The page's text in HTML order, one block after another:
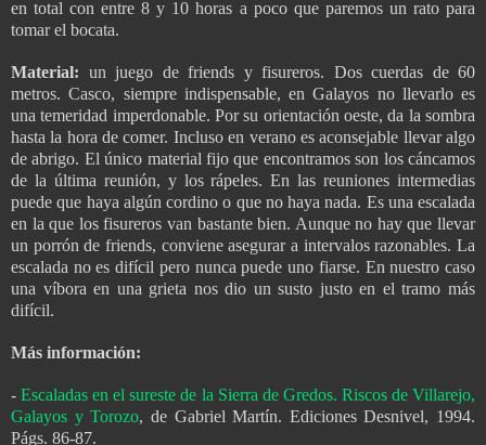
en total con entre 8 y 10 horas a poco que paremos un rato para
tomar el bocata.
Material: un juego de friends y fisureros. Dos cuerdas de 60
metros. Casco, siempre indispensable, en Galayos no llevarlo es
una temeridad imperdonable. Por su orientación oeste, da la sombra
hasta la hora de comer. Incluso en verano es aconsejable llevar algo
de abrigo. El único material fijo que encontramos son los cáncamos
de la última reunión, y los rápeles. En las reuniones intermedias
puede que haya algún cordino o que no haya nada. Es una escalada
en la que los fisureros van bastante bien. Aunque no hay que llevar
un porrón de friends, conviene asegurar a intervalos razonables. La
escalada no es difícil pero nunca puede uno fiarse. En nuestro caso
una víbora en una grieta nos dio un susto justo en el tramo más
difícil.
Más información:
-Escaladas en el sureste de la Sierra de Gredos. Riscos de Villarejo,
Galayos y Torozo, de Gabriel Martín. Ediciones Desnivel, 1994.
Págs. 86-87.